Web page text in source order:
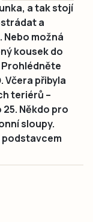
a tak stojí
a
Nebo možná
kousek do
Včera přibyla
teriérů –
Někdo pro
sloupy.
podstavcem